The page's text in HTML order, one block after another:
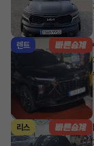
렌트
리스